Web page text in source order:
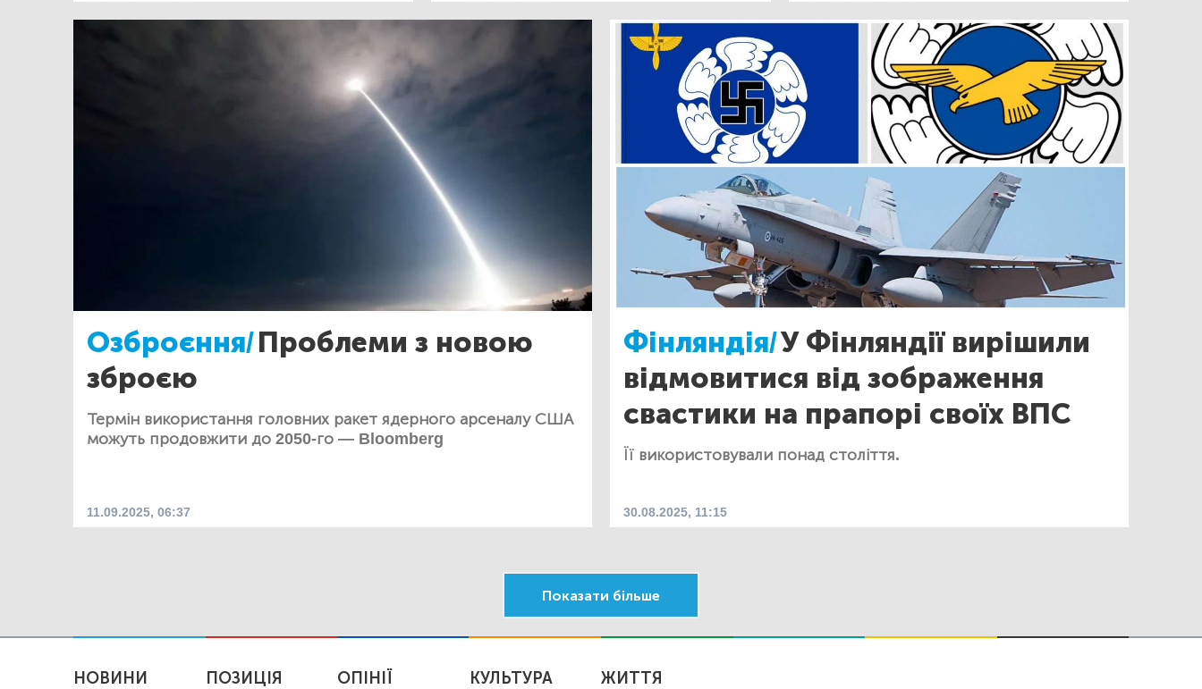
Озброєння/Проблеми з новою
зброєю
Термін використання головних ракет ядерного арсеналу США
можуть продовжити до 2050-го — Bloomberg
11.09.2025, 06:37
Фінляндія/У Фінляндії вирішили
відмовитися від зображення
свастики на прапорі своїх ВПС
Її використовували понад століття.
30.08.2025, 11:15
Показати більше
НОВИНИ ПОЗИЦІЯ ОПІНІЇ КУЛЬТУРА ЖИТТЯ